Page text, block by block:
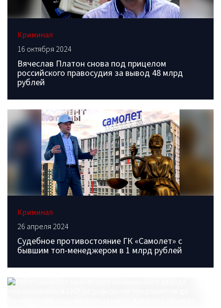
Криминал
16 октября 2024
Вячеслав Платон снова под прицелом
российского правосудия за вывод 48 млрд
рублей
Криминал
26 апреля 2024
Судебное противостояние ГК «Самолет» с
бывшим топ-менеджером в 1 млрд рублей